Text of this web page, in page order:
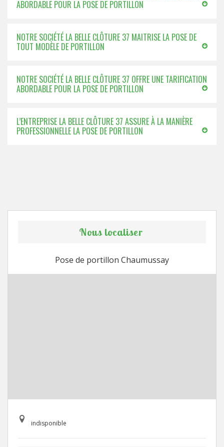
ABORDABLE POUR LA POSE DE PORTILLON
NOTRE SOCIÉTÉ LA BELLE CLÔTURE 37 MAITRISE LA POSE DE
TOUT MODÈLE DE PORTILLON
NOTRE SOCIÉTÉ LA BELLE CLÔTURE 37 OFFRE UNE TARIFICATION
ABORDABLE POUR LA POSE DE PORTILLON
L’ENTREPRISE LA BELLE CLÔTURE 37 ASSURE À LA MANIÈRE
PROFESSIONNELLE LA POSE DE PORTILLON
Nous localiser
Pose de portillon Chaumussay
indisponible